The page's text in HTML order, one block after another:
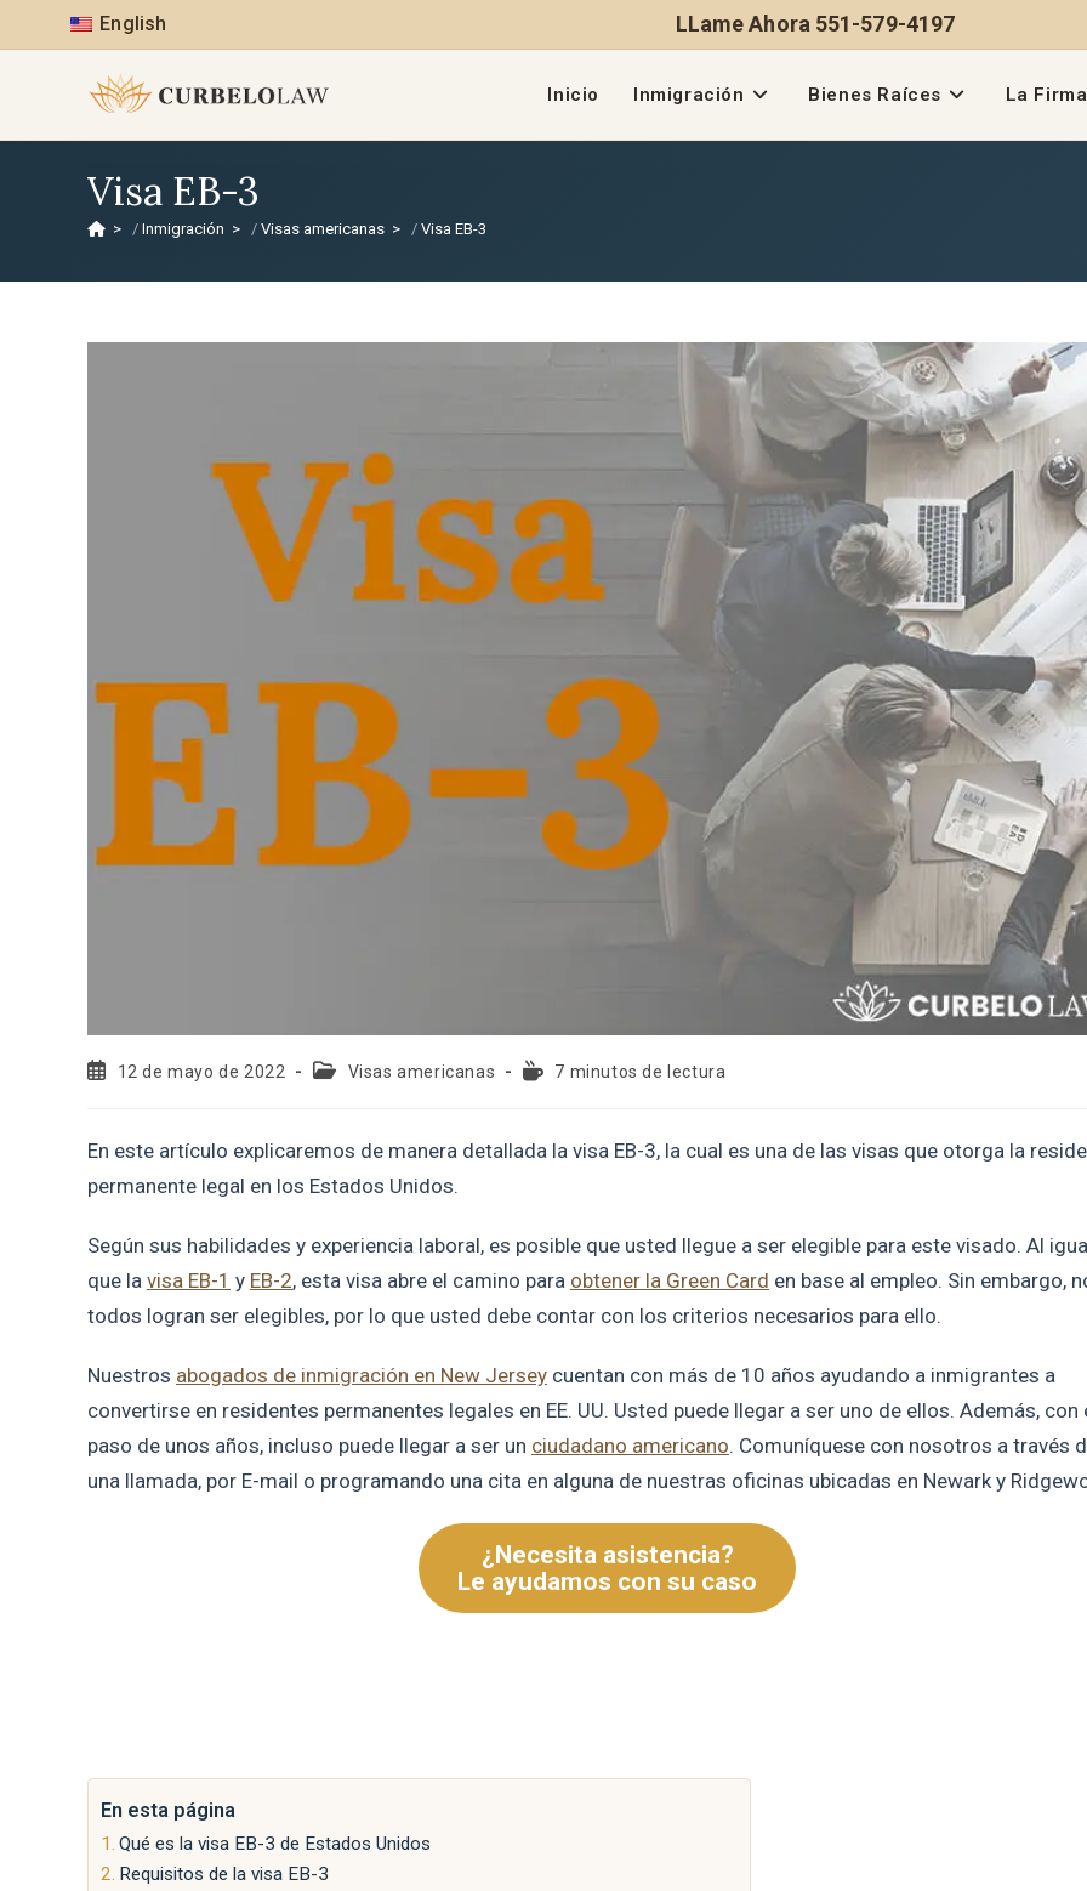
English LLame Ahora 551-579-4197
Inicio Inmigración Bienes Raíces La Firma
Visa EB-3
> Inmigración > Visas americanas > Visa EB-3
12 de mayo de 2022 Visas americanas 7 minutos de lectura
En este artículo explicaremos de manera detallada la visa EB-3, la cual es una de las visas que otorga la
permanente legal en los Estados Unidos.
Según sus habilidades y experiencia laboral, es posible que usted llegue a ser elegible para este visado. Al
que la visa EB-1 y EB-2, esta visa abre el camino para obtener la Green Card en base al empleo. Sin embargo,
todos logran ser elegibles, por lo que usted debe contar con los criterios necesarios para ello.
Nuestros abogados de inmigración en New Jersey cuentan con más de 10 años ayudando a inmigrantes a
convertirse en residentes permanentes legales en EE. UU. Usted puede llegar a ser uno de ellos. Además, con
paso de unos años, incluso puede llegar a ser un ciudadano americano. Comuníquese con nosotros a través
una llamada, por E-mail o programando una cita en alguna de nuestras oficinas ubicadas en Newark y
¿Necesita asistencia?
Le ayudamos con su caso
En esta página
Qué es la visa EB-3 de Estados Unidos
Requisitos de la visa EB-3